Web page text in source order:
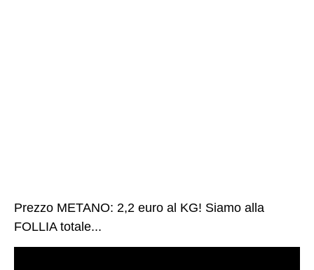
Prezzo METANO: 2,2 euro al KG! Siamo alla
FOLLIA totale...